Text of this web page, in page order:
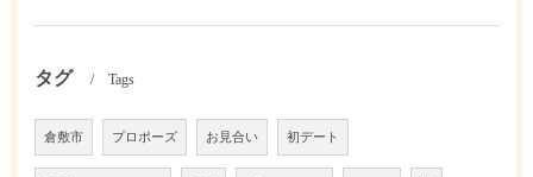
タグ Tags
倉敷市 プロポーズ お見合い 初デート